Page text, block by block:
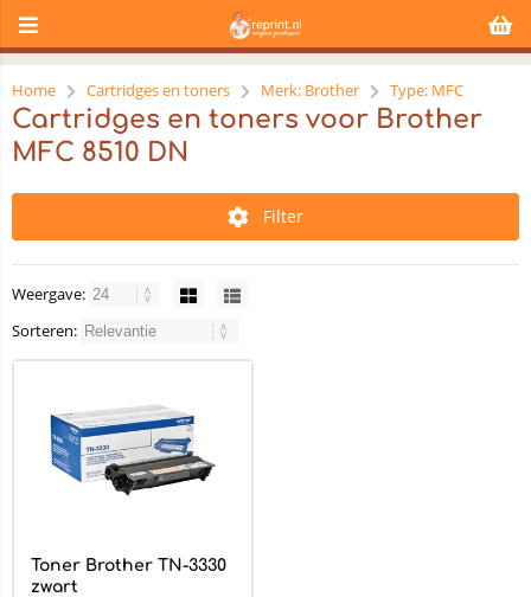
Home Cartridges en toners Merk: Brother Type: MFC
Cartridges en toners voor Brother
MFC 8510 DN
Filter
Weergave:
Sorteren:
Toner Brother TN-3330
zwart